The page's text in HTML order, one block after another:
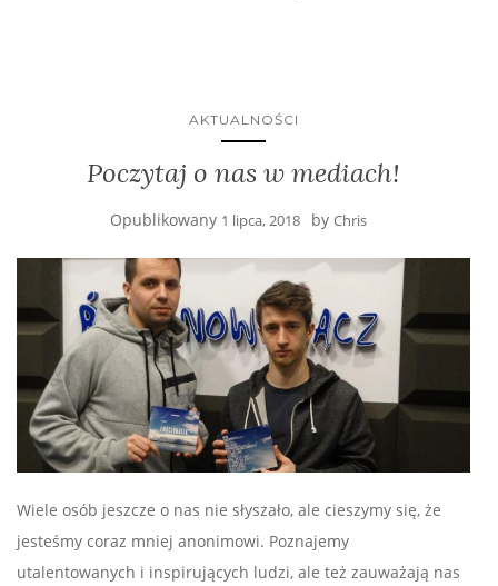
AKTUALNOŚCI
Poczytaj o nas w mediach!
Opublikowany 1 lipca, 2018 by Chris
Wiele osób jeszcze o nas nie słyszało, ale cieszymy się, że
jesteśmy coraz mniej anonimowi. Poznajemy
utalentowanych i inspirujących ludzi, ale też zauważają nas